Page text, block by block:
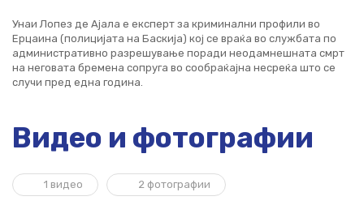
Унаи Лопез де Ајала е експерт за криминални профили во
Ерцаина (полицијата на Баскија) кој се враќа во службата по
административно разрешување поради неодамнешната смрт
на неговата бремена сопруга во сообраќајна несреќа што се
случи пред една година.
Видео и фотографии
1 видео 2 фотографии